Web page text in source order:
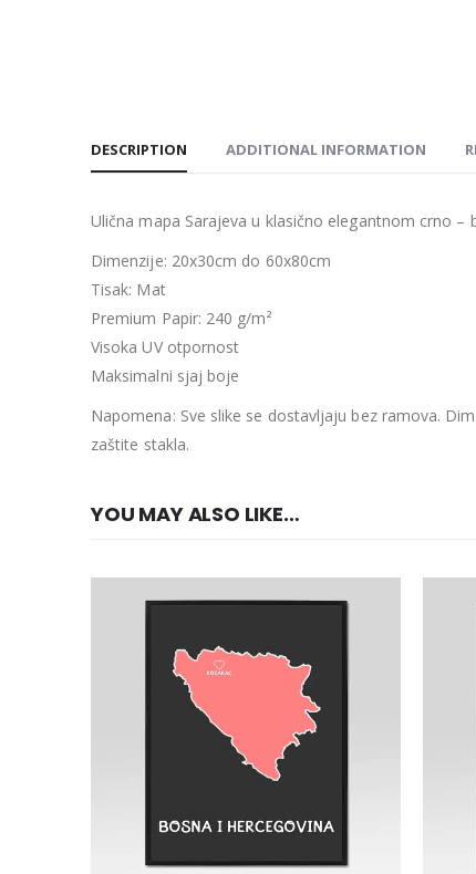
DESCRIPTION ADDITIONAL INFORMATION
Ulična mapa Sarajeva u klasično elegantnom crno –
Dimenzije: 20x30cm do 60x80cm
Tisak: Mat
Premium Papir: 240 g/m²
Visoka UV otpornost
Maksimalni sjaj boje
Napomena: Sve slike se dostavljaju bez ramova.
zaštite stakla.
YOU MAY ALSO LIKE…